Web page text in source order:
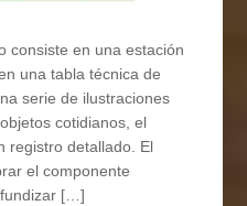
consiste en una estación
una tabla técnica de
serie de ilustraciones
cotidianos, el
registro detallado. El
el componente
[…]